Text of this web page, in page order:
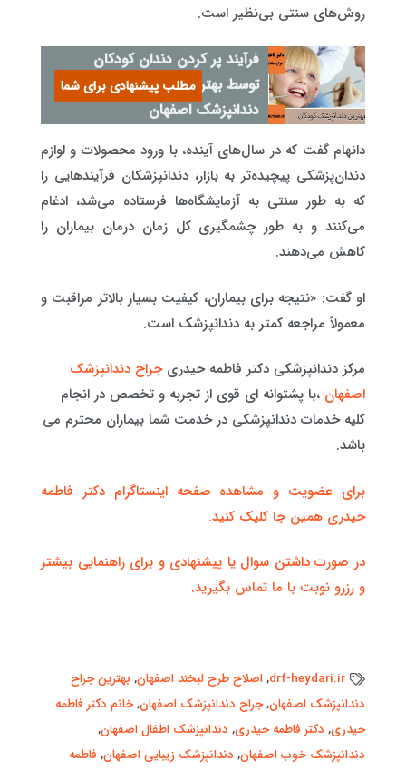
روش‌های سنتی بی‌نظیر است.
فرآیند پر کردن دندان کودکان
توسط بهترین جراح و
دندانپزشک اصفهان
مطلب پیشنهادی برای شما
دانهام گفت که در سال‌های آینده، با ورود محصولات و لوازم
دندان‌پزشکی پیچیده‌تر به بازار، دندانپزشکان فرآیندهایی را
که به طور سنتی به آزمایشگاه‌ها فرستاده می‌شد، ادغام
می‌کنند و به طور چشمگیری کل زمان درمان بیماران را
کاهش می‌دهند.
او گفت: «نتیجه برای بیماران، کیفیت بسیار بالاتر مراقبت و
معمولاً مراجعه کمتر به دندانپزشک است.
مرکز دندانپزشکی دکتر فاطمه حیدریجراح دندانپزشک
اصفهان ،با پشتوانه ای قوی از تجربه و تخصص در انجام
کلیه خدمات دندانپزشکی در خدمت شما بیماران محترم می
باشد.
برای عضویت و مشاهده صفحه اینستاگرام دکتر فاطمه
حیدری همین جا کلیک کنید.
در صورت داشتن سوال یا پیشنهادی و برای راهنمایی بیشتر
و رزرو نوبت با ما تماس بگیرید.
drf-heydari.ir
,اصلاح طرح لبخند اصفهان, بهترین جراح
دندانپزشک اصفهان,جراح دندانپزشک اصفهان,خانم دکتر فاطمه
حیدری, دکتر فاطمه حیدری, دندانپزشک اطفال اصفهان,
دندانپزشک خوب اصفهان, دندانپزشک زیبایی اصفهان, فاطمه